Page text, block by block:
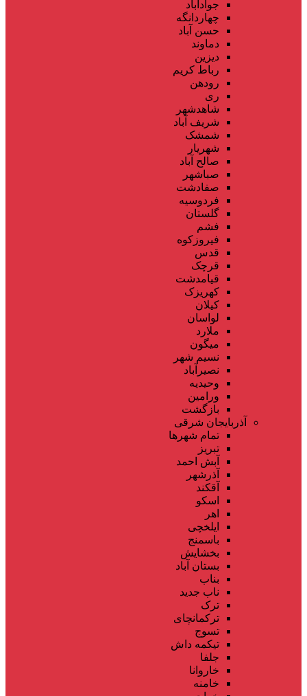
جوادآباد
چهاردانگه
حسن آباد
دماوند
دیزین
رباط کریم
رودهن
ری
شاهدشهر
شریف آباد
شمشک
شهریار
صالح آباد
صباشهر
صفادشت
فردوسیه
گلستان
فشم
فیروزکوه
قدس
قرچک
قیامدشت
کهریزک
کیلان
لواسان
ملارد
میگون
نسیم شهر
نصیرآباد
وحیدیه
ورامین
بازگشت
آذربایجان شرقی
تمام شهر‌ها
تبریز
آبش احمد
آذرشهر
آقکند
اسکو
اهر
ایلخچی
باسمنج
بخشایش
بستان آباد
بناب
ناب جدید
ترک
ترکمانچای
تسوج
تیکمه داش
جلفا
خاروانا
خامنه